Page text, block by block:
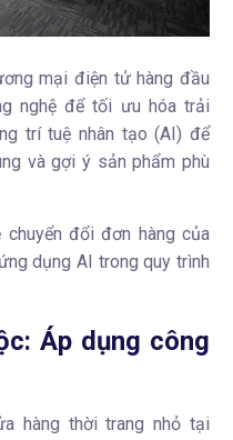
mại điện tử hàng đầu
nghệ để tối ưu hóa trải
trí tuệ nhân tạo (AI) để
và gợi ý sản phẩm phù
đổi đơn hàng của
dụng AI trong quy trình
Áp dụng công
hàng thời trang nhỏ tại